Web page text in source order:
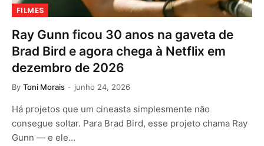
FILMES
Ray Gunn ficou 30 anos na gaveta de
Brad Bird e agora chega à Netflix em
dezembro de 2026
By Toni Morais junho 24, 2026
Há projetos que um cineasta simplesmente não
consegue soltar. Para Brad Bird, esse projeto chama Ray
Gunn — e ele…